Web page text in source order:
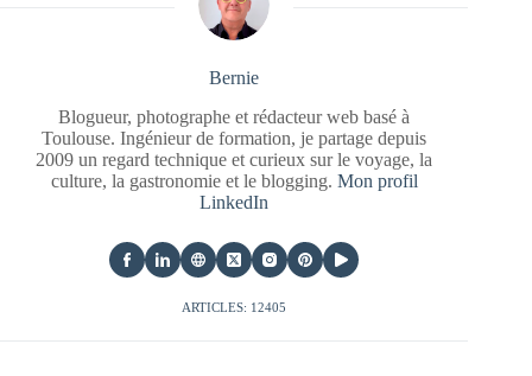
Bernie
Blogueur, photographe et rédacteur web basé à
Toulouse. Ingénieur de formation, je partage depuis
2009 un regard technique et curieux sur le voyage, la
culture, la gastronomie et le blogging. Mon profil
LinkedIn
ARTICLES: 12405